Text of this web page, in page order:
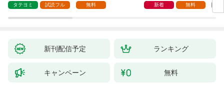
タテヨミ 試読フル 無料 新着 無料
新刊配信予定 ランキング
キャンペーン 無料